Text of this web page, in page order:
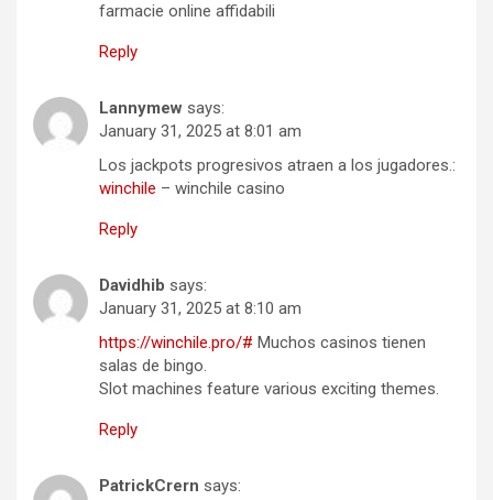
farmacie online affidabili
Reply
Lannymew says:
January 31, 2025 at 8:01 am
Los jackpots progresivos atraen a los jugadores.:
winchile – winchile casino
Reply
Davidhib says:
January 31, 2025 at 8:10 am
https://winchile.pro/# Muchos casinos tienen
salas de bingo.
Slot machines feature various exciting themes.
Reply
PatrickCrern says: